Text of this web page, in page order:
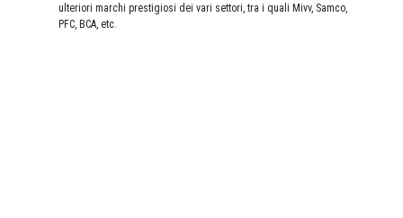
ulteriori marchi prestigiosi dei vari settori, tra i quali Mivv, Samco,
PFC, BCA, etc.